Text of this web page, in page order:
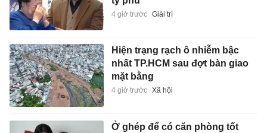
4 giờ trước Giải trí
Hiện trạng rạch ô nhiễm bậc
nhất TP.HCM sau đợt bàn giao
mặt bằng
4 giờ trước Xã hội
Ở ghép để có căn phòng tốt